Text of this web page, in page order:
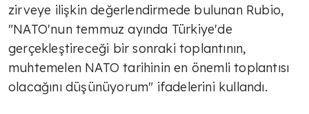
zirveye ilişkin değerlendirmede bulunan Rubio,
"NATO'nun temmuz ayında Türkiye'de
gerçekleştireceği bir sonraki toplantının,
muhtemelen NATO tarihinin en önemli toplantısı
olacağını düşünüyorum" ifadelerini kullandı.